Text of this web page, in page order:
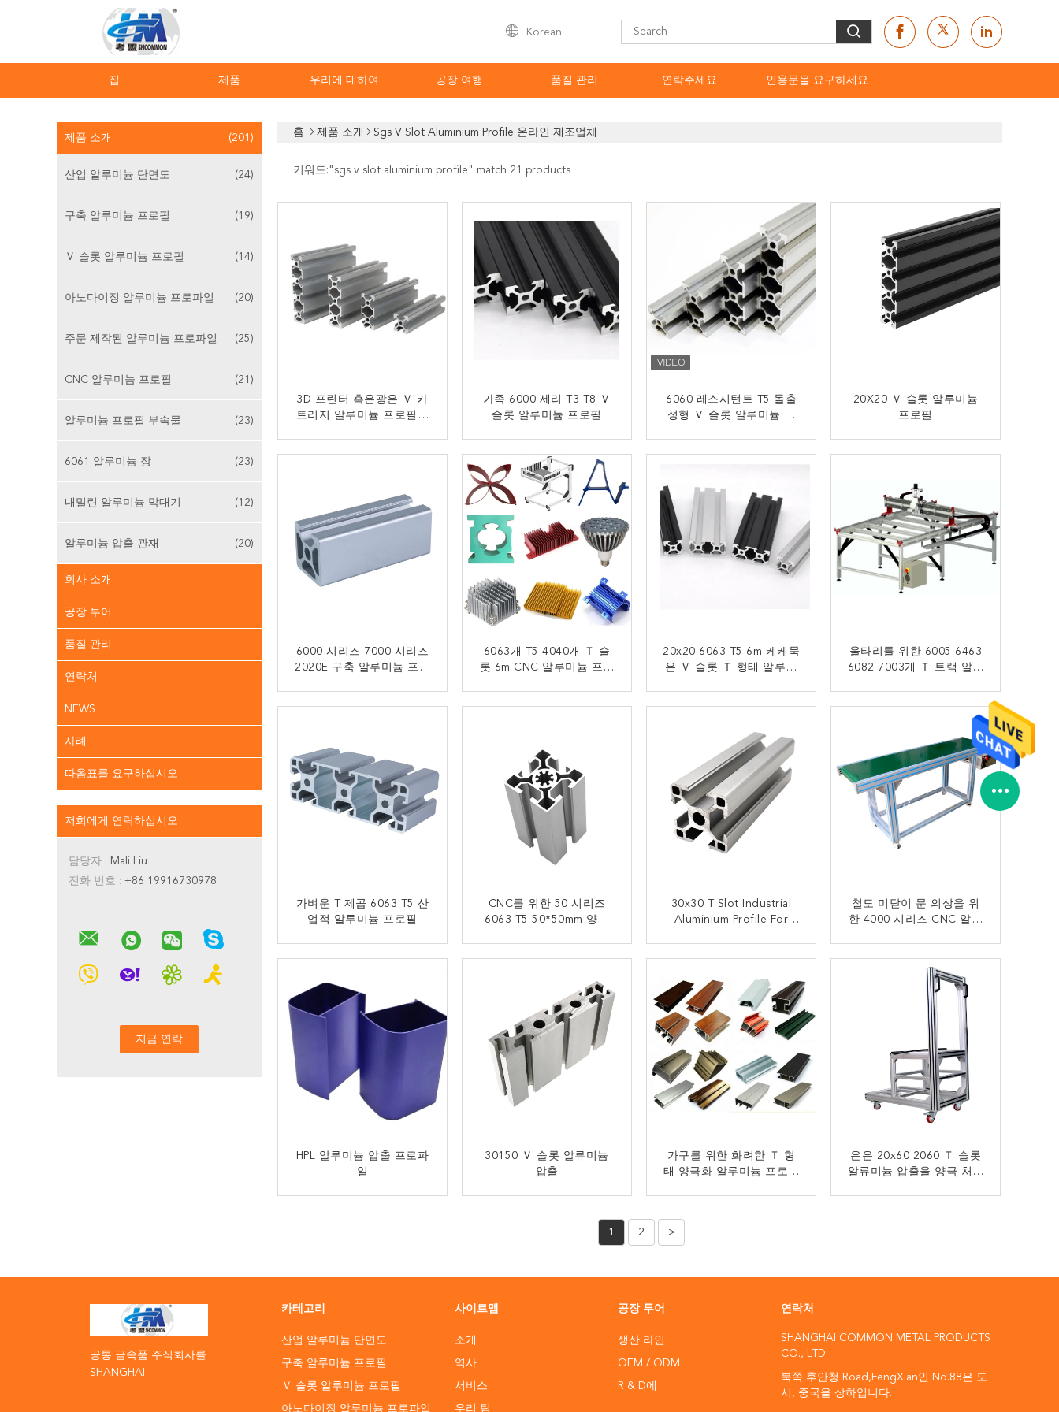
Korean
집 제품 우리에 대하여 공장 여행 품질 관리 연락주세요 인용문을 요구하세요
제품 소개 (201)
산업 알루미늄 단면도 (24)
구축 알루미늄 프로필 (19)
Ｖ 슬롯 알루미늄 프로필 (14)
아노다이징 알루미늄 프로파일 (20)
주문 제작된 알루미늄 프로파일 (25)
CNC 알루미늄 프로필 (21)
알루미늄 프로필 부속물 (23)
6061 알루미늄 장 (23)
내밀린 알루미늄 막대기 (12)
알루미늄 압출 관재 (20)
회사 소개
공장 투어
품질 관리
연락처
NEWS
사례
따옴표를 요구하십시오
저희에게 연락하십시오
담당자 : Mali Liu
전화 번호 : +86 19916730978
홈 제품 소개 Sgs V Slot Aluminium Profile 온라인 제조업체
키워드:" sgs v slot aluminium profile " match 21 products
3D 프린터 흑은광은 Ｖ 카
트리지 알루미늄 프로필을
지금 연락
가족 6000 세리 T3 T8 Ｖ
슬롯 알루미늄 프로필
지금 연락
6060 레스시턴트 T5 돌출
성형 Ｖ 슬롯 알루미늄 프
지금 연락
20X20 Ｖ 슬롯 알루미늄
프로필
지금 연락
6000 시리즈 7000 시리즈
2020E 구축 알루미늄 프로
지금 연락
6063개 T5 4040개 Ｔ 슬
롯 6m CNC 알루미늄 프로
지금 연락
20x20 6063 T5 6m 케케묵
은 Ｖ 슬롯 Ｔ 형태 알루미
지금 연락
울타리를 위한 6005 6463
6082 7003개 Ｔ 트랙 알루
지금 연락
가벼운 T 제곱 6063 T5 산
업적 알루미늄 프로필
지금 연락
CNC를 위한 50 시리즈
6063 T5 50*50mm 양극
지금 연락
30x30 T Slot Industrial
Aluminium Profile For
지금 연락
철도 미닫이 문 의상을 위
한 4000 시리즈 CNC 알루
지금 연락
HPL 알루미늄 압출 프로파
일
30150 Ｖ 슬롯 알류미늄
압출
가구를 위한 화려한 Ｔ 형
태 양극화 알루미늄 프로파
은은 20x60 2060 Ｔ 슬롯
알류미늄 압출을 양극 처리
1 2 >
공통 금속품 주식회사를
SHANGHAI
카테고리
산업 알루미늄 단면도
구축 알루미늄 프로필
Ｖ 슬롯 알루미늄 프로필
아노다이징 알루미늄 프로파일
사이트맵
소개
역사
서비스
우리 팀
공장 투어
생산 라인
OEM / ODM
R & D에
연락처
SHANGHAI COMMON METAL PRODUCTS
CO., LTD
북쪽 후안청 Road,FengXian인 No.88은 도
시, 중국을 상하입니다.